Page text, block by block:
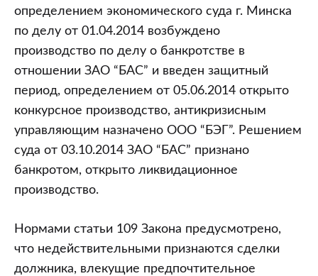
определением экономического суда г. Минска
по делу от 01.04.2014 возбуждено
производство по делу о банкротстве в
отношении ЗАО “БАС” и введен защитный
период, определением от 05.06.2014 открыто
конкурсное производство, антикризисным
управляющим назначено ООО “БЭГ”. Решением
суда от 03.10.2014 ЗАО “БАС” признано
банкротом, открыто ликвидационное
производство.
Нормами статьи 109 Закона предусмотрено,
что недействительными признаются сделки
должника, влекущие предпочтительное